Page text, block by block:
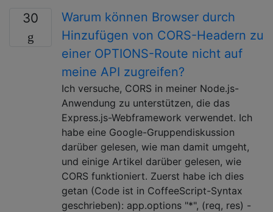
30
Warum können Browser durch
Hinzufügen von CORS-Headern zu
einer OPTIONS-Route nicht auf
meine API zugreifen?
Ich versuche, CORS in meiner Node.js-
Anwendung zu unterstützen, die das
Express.js-Webframework verwendet. Ich
habe eine Google-Gruppendiskussion
darüber gelesen, wie man damit umgeht,
und einige Artikel darüber gelesen, wie
CORS funktioniert. Zuerst habe ich dies
getan (Code ist in CoffeeScript-Syntax
geschrieben): app.options "*", (req, res) -